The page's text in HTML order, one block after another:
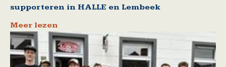
supporteren in HALLE en Lembeek
Meer lezen